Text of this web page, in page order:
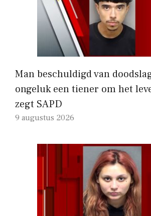
Man beschuldigd van
ongeluk een tiener om het
zegt SAPD
9 augustus 2026